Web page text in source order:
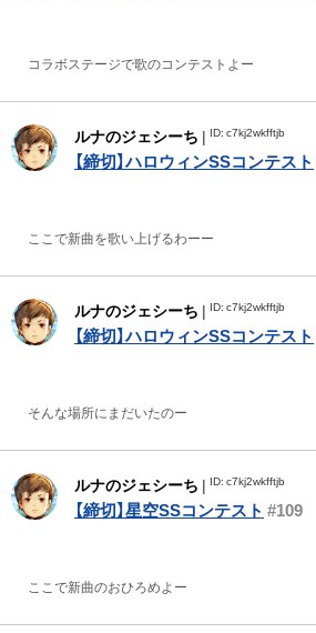
コラボステージで歌のコンテストよー
ルナのジェシーち | ID: c7kj2wkfftjb
【締切】ハロウィンSSコンテスト
ここで新曲を歌い上げるわーー
ルナのジェシーち | ID: c7kj2wkfftjb
【締切】ハロウィンSSコンテスト
そんな場所にまだいたのー
ルナのジェシーち | ID: c7kj2wkfftjb
【締切】星空SSコンテスト #109
ここで新曲のおひろめよー